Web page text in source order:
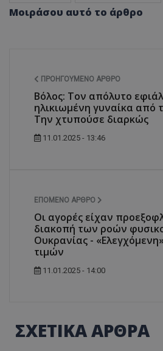
Μοιράσου αυτό το άρθρο
ΠΡΟΗΓΟΎΜΕΝΟ ΆΡΘΡΟ
Βόλος: Τον απόλυτο
ηλικιωμένη γυναίκα από
Την χτυπούσε διαρκώς
11.01.2025 - 13:46
ΕΠΌΜΕΝΟ ΆΡΘΡΟ
Οι αγορές είχαν
διακοπή των ροών
Ουκρανίας -
τιμών
11.01.2025 - 14:00
ΣΧΕΤΙΚΑ ΑΡΘΡΑ